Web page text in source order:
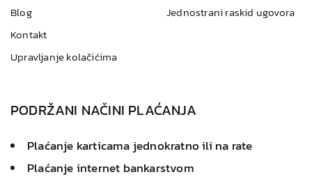
Blog
Kontakt
Upravljanje kolačićima
Jednostrani raskid ugovora
PODRŽANI NAČINI PLAĆANJA
Plaćanje karticama jednokratno ili na rate
Plaćanje internet bankarstvom